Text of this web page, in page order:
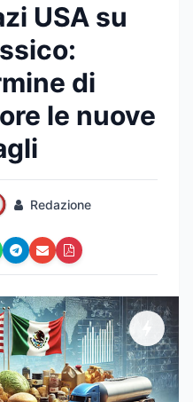
USA su
di
le nuove
Redazione